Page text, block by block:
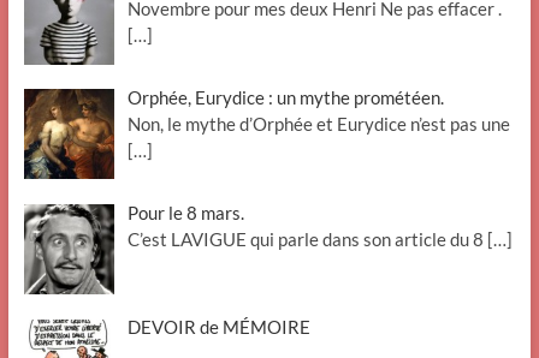
Novembre pour mes deux Henri Ne pas effacer .
[…]
Orphée, Eurydice : un mythe prométéen.
Non, le mythe d’Orphée et Eurydice n’est pas une
[…]
Pour le 8 mars.
C’est LAVIGUE qui parle dans son article du 8 […]
DEVOIR de MÉMOIRE